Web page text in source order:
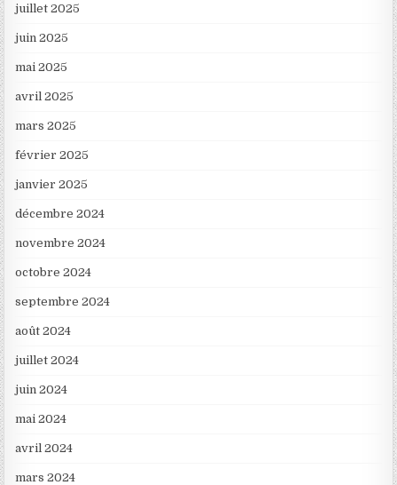
juillet 2025
juin 2025
mai 2025
avril 2025
mars 2025
février 2025
janvier 2025
décembre 2024
novembre 2024
octobre 2024
septembre 2024
août 2024
juillet 2024
juin 2024
mai 2024
avril 2024
mars 2024